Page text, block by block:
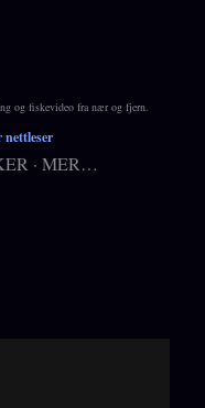
og fiskevideo fra nær og fjern.
MER…